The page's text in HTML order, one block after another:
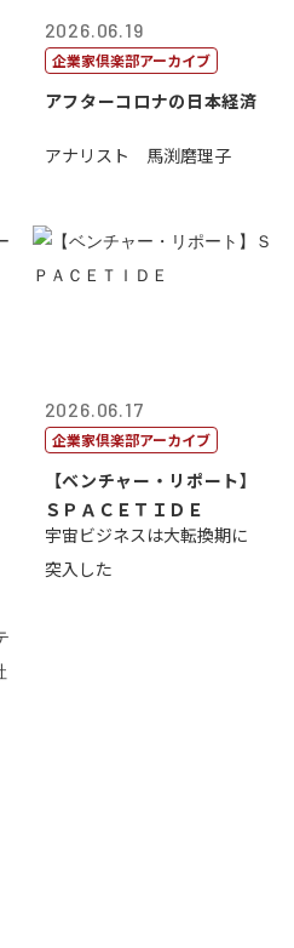
2026.06.19
企業家倶楽部アーカイブ
アフターコロナの日本経済
アナリスト 馬渕磨理子
2026.06.17
企業家倶楽部アーカイブ
【ベンチャー・リポート】
ＳＰＡＣＥＴＩＤＥ
宇宙ビジネスは大転換期に
突入した